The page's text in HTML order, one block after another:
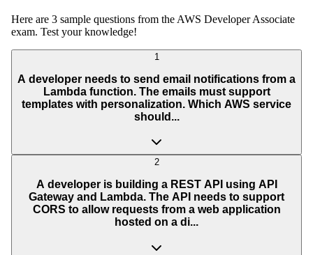
Here are 3 sample questions from the AWS Developer Associate
exam. Test your knowledge!
1
A developer needs to send email notifications from a
Lambda function. The emails must support
templates with personalization. Which AWS service
should...
2
A developer is building a REST API using API
Gateway and Lambda. The API needs to support
CORS to allow requests from a web application
hosted on a di...